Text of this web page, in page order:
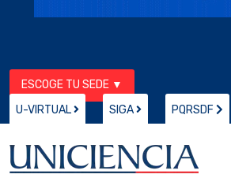
ESCOGE TU SEDE ▼
U-VIRTUAL
SIGA PQRSDF